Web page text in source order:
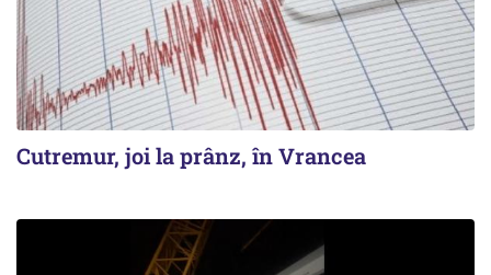
Cutremur, joi la prânz, în Vrancea